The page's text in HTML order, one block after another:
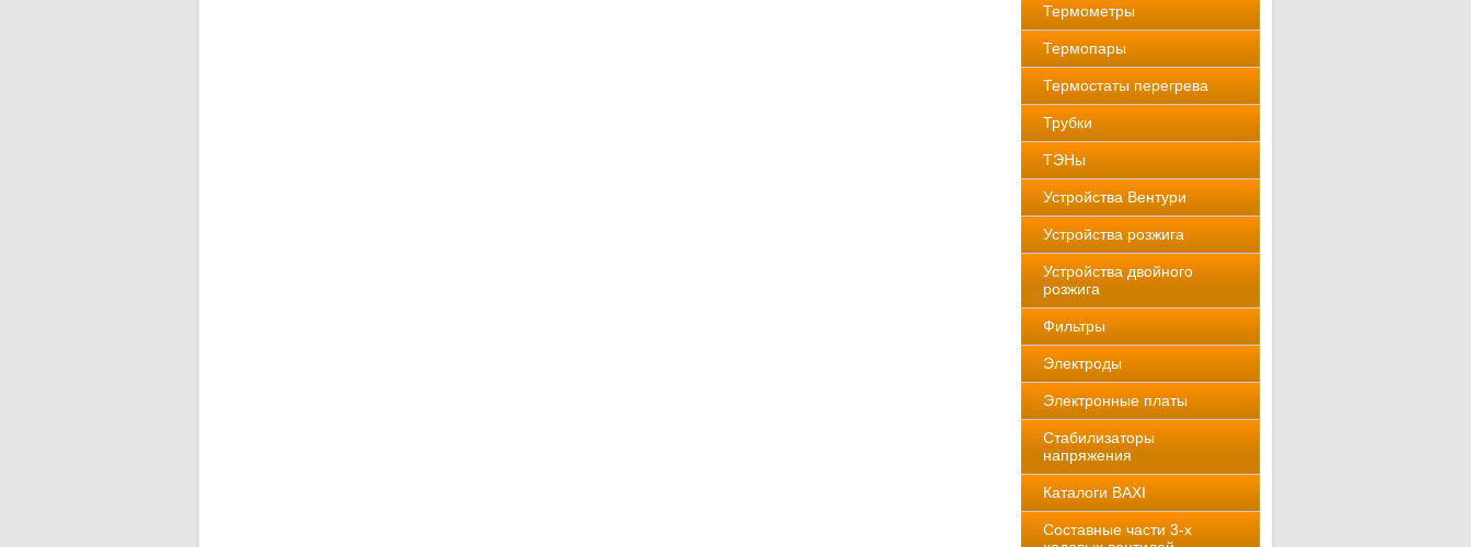
Термометры
Термопары
Термостаты перегрева
Трубки
ТЭНы
Устройства Вентури
Устройства розжига
Устройства двойного
розжига
Фильтры
Электроды
Электронные платы
Стабилизаторы
напряжения
Каталоги BAXI
Составные части 3-х